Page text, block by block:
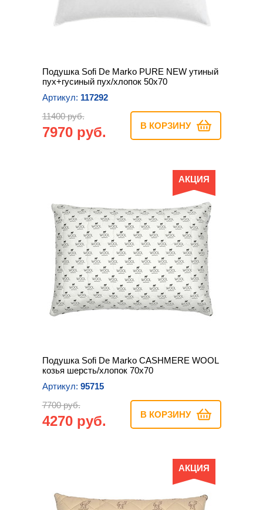
Подушка Sofi De Marko PURE NEW утиный
пух+гусиный пух/хлопок 50х70
Артикул: 117292
11400 руб.
7970 руб. В КОРЗИНУ
АКЦИЯ
Подушка Sofi De Marko CASHMERE WOOL
козья шерсть/хлопок 70х70
Артикул: 95715
7700 руб.
4270 руб. В КОРЗИНУ
АКЦИЯ